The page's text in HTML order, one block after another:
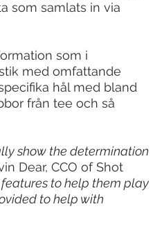
som samlats in via
som i
med omfattande
hål med bland
från tee och så
show the determination
Dear, CCO of Shot
features to help them play
to help with